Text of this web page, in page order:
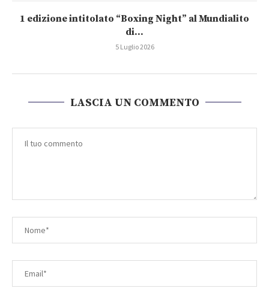
1 edizione intitolato “Boxing Night” al Mundialito
di...
5 Luglio 2026
LASCIA UN COMMENTO